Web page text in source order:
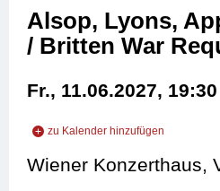
Alsop, Lyons,
/ Britten War
Fr., 11.06.2027, 19:30
zu Kalender hinzufügen
zu Outlook hinzufügen
Wiener Konzerthaus,